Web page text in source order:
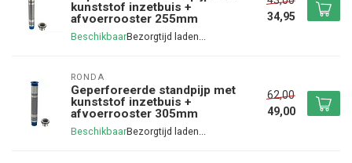
kunststof inzetbuis +
afvoerrooster 255mm
Beschikbaar
34,95
RONDA
Geperforeerde standpijp met
kunststof inzetbuis +
afvoerrooster 305mm
Beschikbaar
62,00
49,00